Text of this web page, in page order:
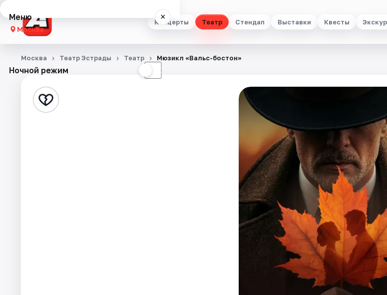
Концерты Театр Стендап Выставки Квесты
Меню ×
Москва
Концерты
Стендап
Ночной режим ☾
Москва Театр Эстрады Театр Мюзикл «Вальс-бостон»